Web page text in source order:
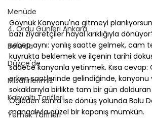
Menüde
4. Ordu Günleri Ankara
Bolu'da
Düzce'de
Misafirlerimiz
Kahvaltı Tarifleri
Yemek Tarifleri
⠀
Göynük Kanyonu'na gitmeyi
bazı ziyaretçiler hayal kırıklığıyla
sebep aynı: yanlış saatte gelmek, cam
kuyrukta beklemek ve ilçenin tarihi
sadece kanyonla yetinmek. Kısa cevap:
erken saatlerinde gelindiğinde, kanyonu
sokaklarıyla birlikte tam bir gün
Öğleden sonra ise dönüş yolunda Bolu
mangalıyla güzel bir kapanış mümkün.